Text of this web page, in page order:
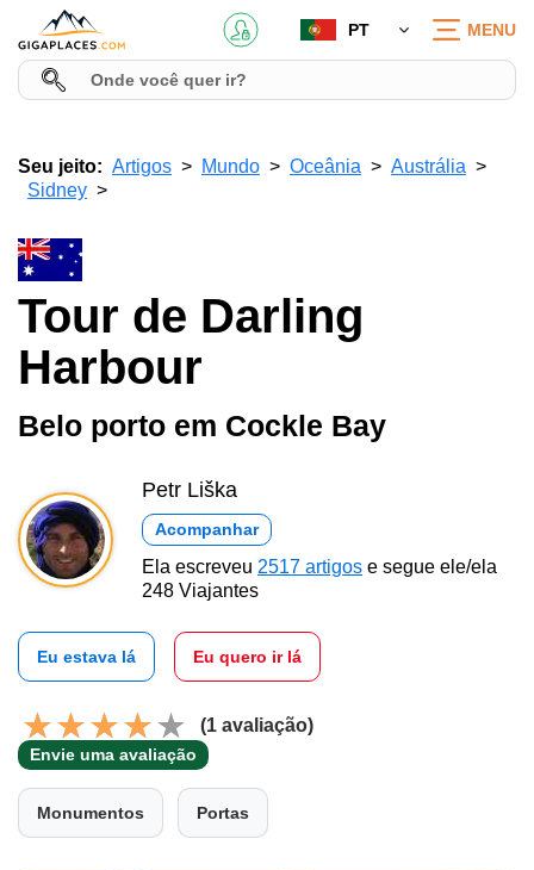
PT MENU
Seu jeito: Artigos Mundo Oceânia
Austrália
Sidney
Tour de Darling
Harbour
Belo porto em Cockle Bay
Petr Liška
Acompanhar
Ela escreveu 2517 artigos e segue ele/ela
248 Viajantes
Eu estava lá Eu quero ir lá
(1 avaliação)
Envie uma avaliação
Monumentos Portas